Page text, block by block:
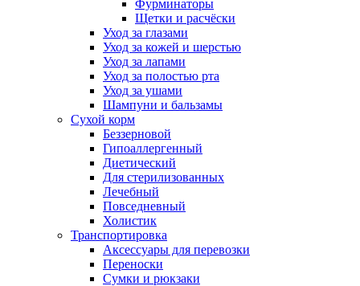
Фурминаторы
Щетки и расчёски
Уход за глазами
Уход за кожей и шерстью
Уход за лапами
Уход за полостью рта
Уход за ушами
Шампуни и бальзамы
Сухой корм
Беззерновой
Гипоаллергенный
Диетический
Для стерилизованных
Лечебный
Повседневный
Холистик
Транспортировка
Аксессуары для перевозки
Переноски
Сумки и рюкзаки